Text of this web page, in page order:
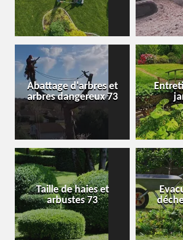
Abattage d'arbres et
arbres dangereux 73
Taille de haies et
arbustes 73